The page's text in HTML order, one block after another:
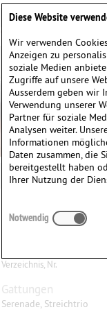
Sally Beamish
Serenade, op.
Verzeichnis, Nr.
Gattungen
Serenade, Streichtrio
Diese Website
Wir verwenden
Anzeigen zu
soziale Medien
Zugriffe auf unsere
Ausserdem geben wir
Verwendung unserer
Partner für soziale
Analysen weiter.
Informationen
Daten zusammen, die
bereitgestellt haben
Ihrer Nutzung der
Notwendig